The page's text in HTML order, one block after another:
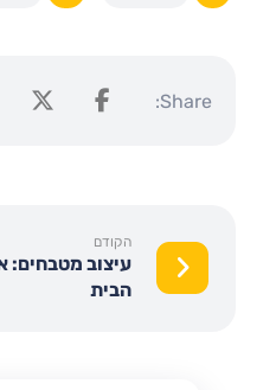
הקודם
עיצוב מטבחים:
הבית